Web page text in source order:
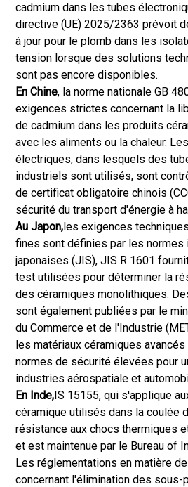
cadmium dans les tubes
directive (UE) 2025/2363 prévoit
à jour pour le plomb dans les
tension lorsque des solutions
sont pas encore disponibles.
En Chine, la norme nationale GB
exigences strictes concernant la
de cadmium dans les produits
avec les aliments ou la chaleur.
électriques, dans lesquels des
industriels sont utilisés, sont
de certificat obligatoire chinois
sécurité du transport d'énergie à
Au Japon,les exigences
fines sont définies par les normes
japonaises (JIS), JIS R 1601
test utilisées pour déterminer la
des céramiques monolithiques.
sont également publiées par le
du Commerce et de l'Industrie
les matériaux céramiques
normes de sécurité élevées pour
industries aérospatiale et
En Inde,IS 15155, qui s'applique
céramique utilisés dans la coulée
résistance aux chocs thermiques
et est maintenue par le Bureau of
Les réglementations en matière
concernant l'élimination des sous-